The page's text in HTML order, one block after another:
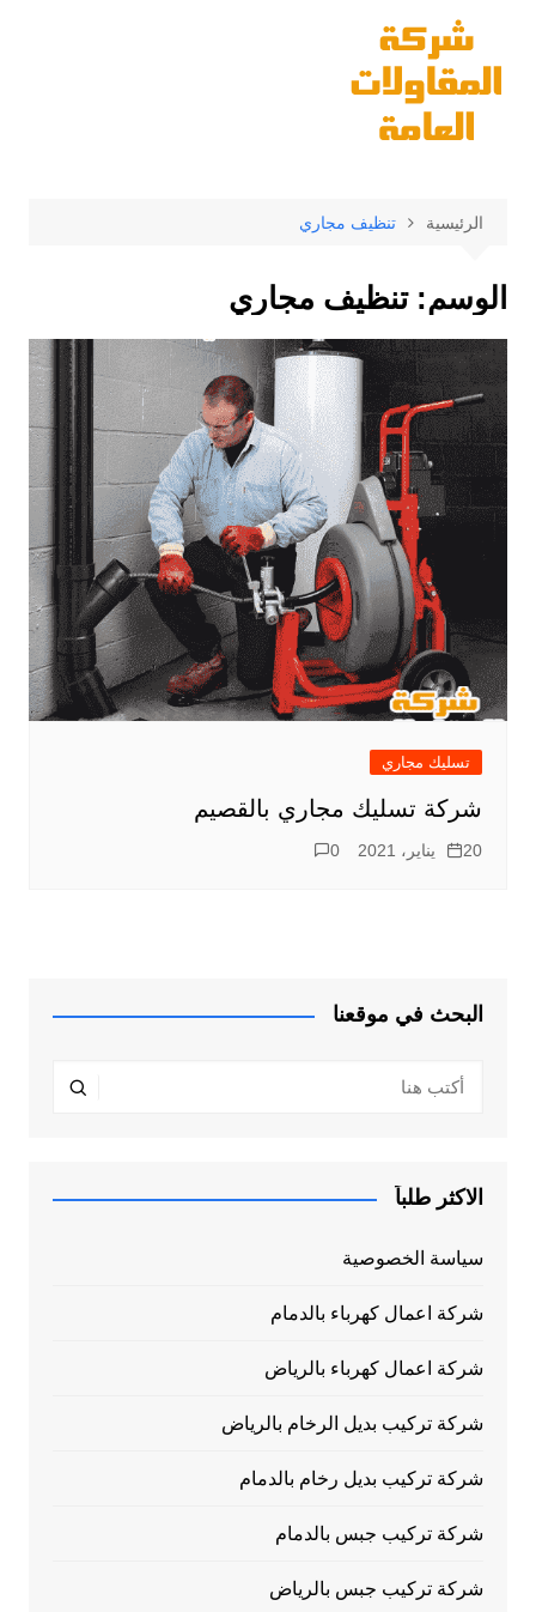
المحتوى
الرئيسية تنظيف مجاري
الوسم:تنظيف مجاري
تسليك مجاري
شركة تسليك مجاري بالقصيم
20 يناير، 2021 0
البحث في موقعنا
الاكثر طلباً
سياسة الخصوصية
شركة اعمال كهرباء بالدمام
شركة اعمال كهرباء بالرياض
شركة تركيب بديل الرخام بالرياض
شركة تركيب بديل رخام بالدمام
شركة تركيب جبس بالدمام
شركة تركيب جبس بالرياض